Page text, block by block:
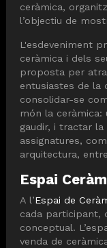
ceràmica,
l’objectiu de
L'esdeveniment
ceràmica i dels
proposta per
entusiastes de la
consolidar-se
món la
gaudir, i tractar la
assignatures,
arquitectura,
Espai
A l’Espai de
cada participant,
conceptual.
venda de